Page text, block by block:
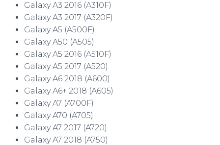
Galaxy A3 2016 (A310F)
Galaxy A3 2017 (A320F)
Galaxy A5 (A500F)
Galaxy A50 (A505)
Galaxy A5 2016 (A510F)
Galaxy A5 2017 (A520)
Galaxy A6 2018 (A600)
Galaxy A6+ 2018 (A605)
Galaxy A7 (A700F)
Galaxy A70 (A705)
Galaxy A7 2017 (A720)
Galaxy A7 2018 (A750)